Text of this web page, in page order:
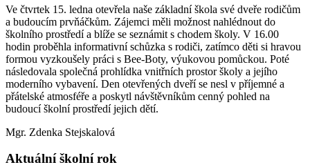
Ve čtvrtek 15. ledna otevřela naše základní škola své dveře rodičům
a budoucím prvňáčkům. Zájemci měli možnost nahlédnout do
školního prostředí a blíže se seznámit s chodem školy. V 16.00
hodin proběhla informativní schůzka s rodiči, zatímco děti si hravou
formou vyzkoušely práci s Bee-Boty, výukovou pomůckou. Poté
následovala společná prohlídka vnitřních prostor školy a jejího
moderního vybavení. Den otevřených dveří se nesl v příjemné a
přátelské atmosféře a poskytl návštěvníkům cenný pohled na
budoucí školní prostředí jejich dětí.
Mgr. Zdenka Stejskalová
Aktuální školní rok